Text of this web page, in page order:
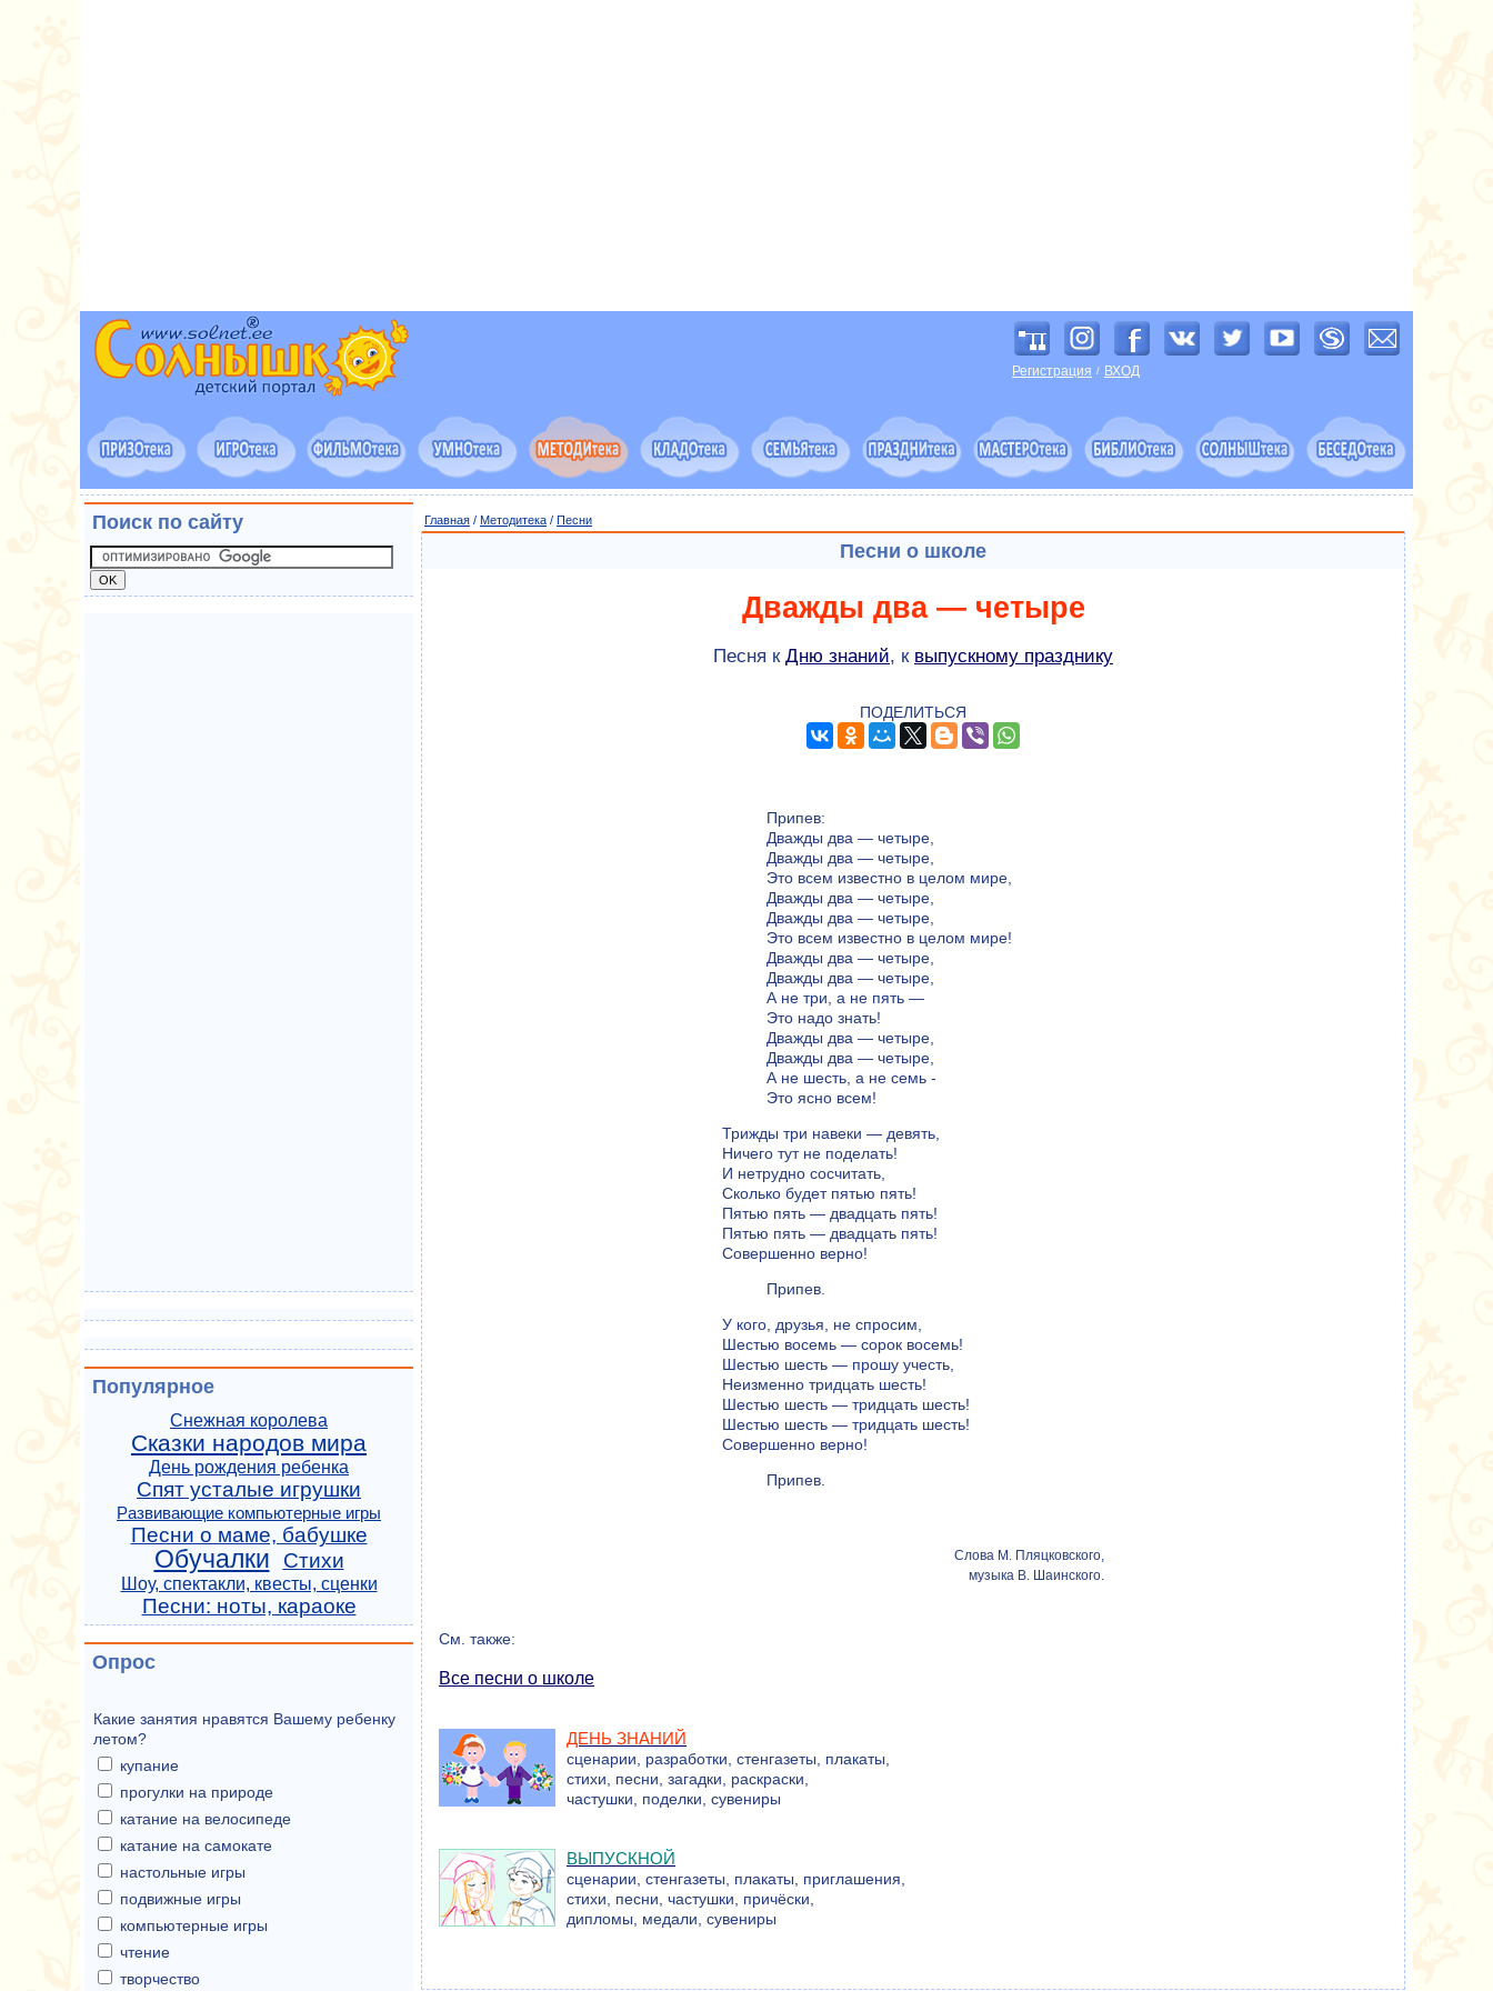
Регистрация / ВХОД
Главная / Методитека / Песни
Песни о школе
Дважды два — четыре
Песня к Дню знаний, к выпускному празднику
ПОДЕЛИТЬСЯ
Припев:
Дважды два — четыре,
Дважды два — четыре,
Это всем известно в целом мире,
Дважды два — четыре,
Дважды два — четыре,
Это всем известно в целом мире!
Дважды два — четыре,
Дважды два — четыре,
А не три, а не пять —
Это надо знать!
Дважды два — четыре,
Дважды два — четыре,
А не шесть, а не семь -
Это ясно всем!
Трижды три навеки — девять,
Ничего тут не поделать!
И нетрудно сосчитать,
Сколько будет пятью пять!
Пятью пять — двадцать пять!
Пятью пять — двадцать пять!
Совершенно верно!
Припев.
У кого, друзья, не спросим,
Шестью восемь — сорок восемь!
Шестью шесть — прошу учесть,
Неизменно тридцать шесть!
Шестью шесть — тридцать шесть!
Шестью шесть — тридцать шесть!
Совершенно верно!
Припев.
Слова М. Пляцковского,
музыка В. Шаинского.
См. также:
Все песни о школе
ДЕНЬ ЗНАНИЙ
сценарии, разработки, стенгазеты, плакаты,
стихи, песни, загадки, раскраски,
частушки, поделки, сувениры
ВЫПУСКНОЙ
сценарии, стенгазеты, плакаты, приглашения,
стихи, песни, частушки, причёски,
дипломы, медали, сувениры
Поиск по сайту
Популярное
Снежная королева
Сказки народов мира
День рождения ребенка
Спят усталые игрушки
Развивающие компьютерные игры
Песни о маме, бабушке
Обучалки Стихи
Шоу, спектакли, квесты, сценки
Песни: ноты, караоке
Опрос
Какие занятия нравятся Вашему ребенку
летом?
купание
прогулки на природе
катание на велосипеде
катание на самокате
настольные игры
подвижные игры
компьютерные игры
чтение
творчество